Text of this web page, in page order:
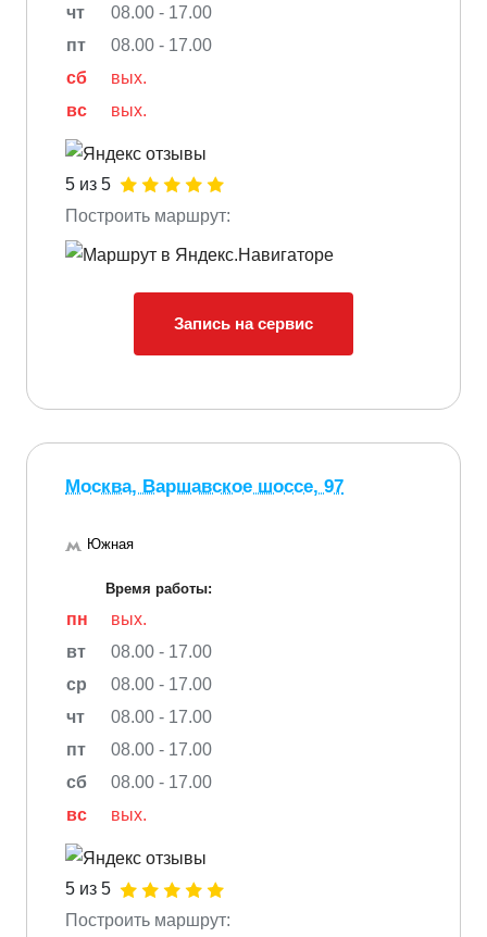
чт
08.00 - 17.00
пт
08.00 - 17.00
сб
вых.
вс
вых.
5 из 5
Построить маршрут:
Запись на сервис
Москва, Варшавское шоссе, 97
Южная
Время работы:
пн
вых.
вт
08.00 - 17.00
ср
08.00 - 17.00
чт
08.00 - 17.00
пт
08.00 - 17.00
сб
08.00 - 17.00
вс
вых.
5 из 5
Построить маршрут: